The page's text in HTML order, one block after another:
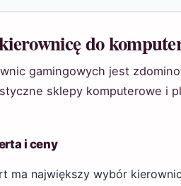
do
gamingowych jest
sklepy komputerowe i
i ceny
ma największy wybór